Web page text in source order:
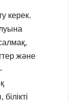
керек.
және